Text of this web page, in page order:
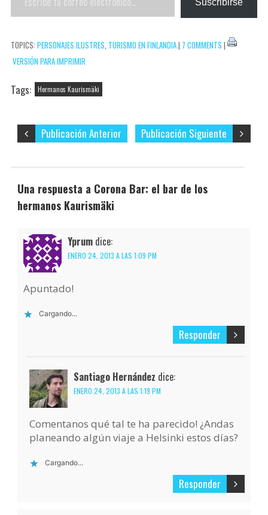
s
t
tu
electrónico…
Suscribirse
TOPICS: PERSONAJES ILUSTRES, TURISMO EN FINLANDIA| 7 COMMENTS |
VERSIÓN PARA IMPRIMIR
Tags: Hermanos Kaurismäki
Publicación Siguiente
Publicación Anterior
Una respuesta a Corona Bar: el bar de los
hermanos Kaurismäki
Yprum dice:
ENERO 24, 2013 A LAS 1:09 PM
Apuntado!
Cargando...
Responder
Santiago Hernández dice:
ENERO 24, 2013 A LAS 1:19 PM
Comentanos qué tal te ha parecido! ¿Andas
planeando algún viaje a Helsinki estos días?
Cargando...
Responder